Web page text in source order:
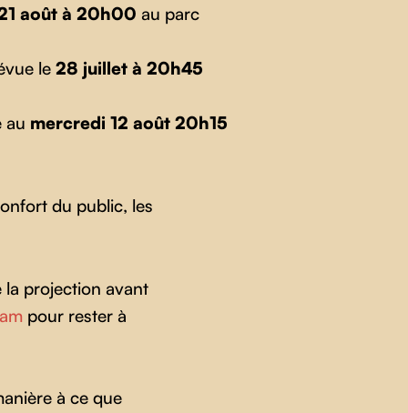
août à 20h00 au parc
le 28 juillet à 20h45
au mercredi 12 août 20h15
du public, les
la projection avant
pour rester à
à ce que